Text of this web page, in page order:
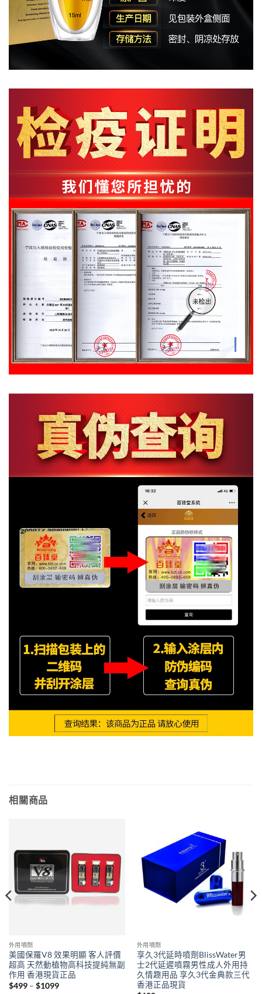
相關商品
外用噴劑
美國保羅V8 效果明顯 客人評價
超高 天然動植物高科技提純無副
作用 香港現貨正品
$499 – $1099Price
外用噴劑
享久3代延時噴劑BlissWater男
士2代延遲噴霧男性成人外用持
久情趣用品 享久3代金典款三代
香港正品現貨